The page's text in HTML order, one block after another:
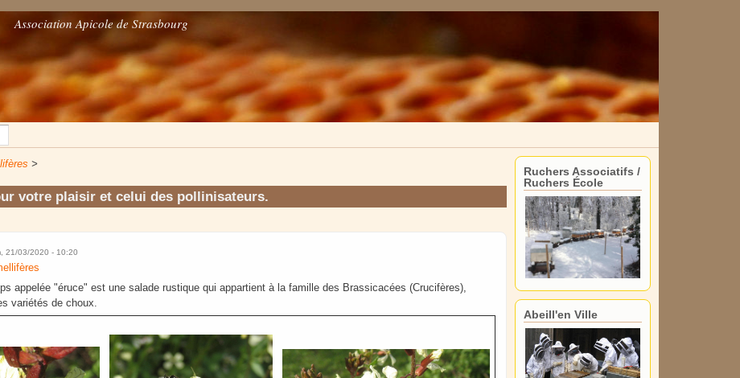
Association Apicole de Strasbourg
>
votre plaisir et celui des pollinisateurs.
21/03/2020 - 10:20
appelée "éruce" est une salade rustique qui appartient à la famille des Brassicacées (Crucifères),
variétés de choux.
Ruchers Associatifs /
Ruchers École
Abeill'en Ville